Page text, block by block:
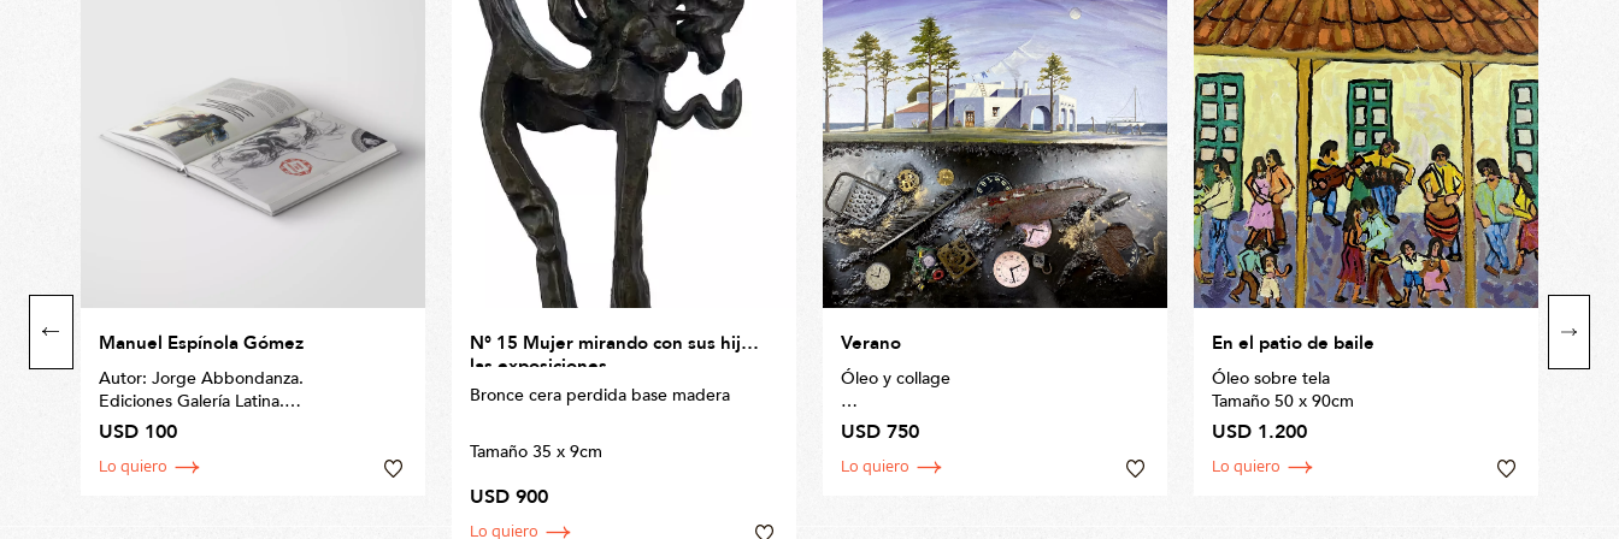
Manuel Espínola Gómez
Autor: Jorge Abbondanza.
Ediciones Galería Latina.
Medidas: 34 x 25cm.
de un creador extraordinario. pintor,
USD 100
Lo quiero
N° 15 Mujer mirando con sus hijos
las exposiciones
Bronce cera perdida base madera
Tamaño 35 x 9cm
USD 900
Lo quiero
Verano
Óleo y collage
90 x 90cm
USD 750
Lo quiero
En el patio de baile
Óleo sobre tela
Tamaño 50 x 90cm
USD 1.200
Lo quiero